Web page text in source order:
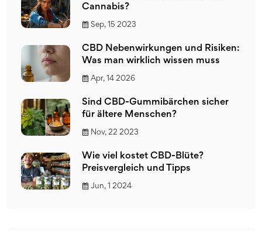
Cannabis?
Sep, 15 2023
CBD Nebenwirkungen und Risiken:
Was man wirklich wissen muss
Apr, 14 2026
Sind CBD-Gummibärchen sicher
für ältere Menschen?
Nov, 22 2023
Wie viel kostet CBD-Blüte?
Preisvergleich und Tipps
Jun, 1 2024